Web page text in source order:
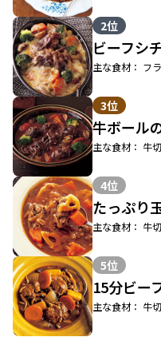
2位
ビーフシ
主な食材： フ
3位
牛ボール
主な食材： 牛
4位
たっぷり
主な食材： 牛
5位
15分ビー
主な食材： 牛